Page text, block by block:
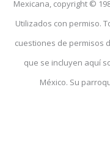
Mexicana, copyright ©
Utilizados con permiso.
cuestiones de permisos
que se incluyen aquí
México. Su